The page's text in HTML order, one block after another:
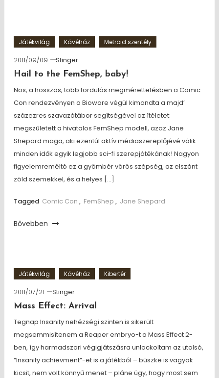
Játékvilág Kávéház Metroid szentély
2011/09/09
Stinger
Hail to the FemShep, baby!
Nos, a hosszas, több fordulós megmérettetésben a Comic
Con rendezvényen a Bioware végül kimondta a majd’
százezres szavazótábor segítségével az ítéletet:
megszületett a hivatalos FemShep modell, azaz Jane
Shepard maga, aki ezentúl aktív médiaszereplőjévé válik
minden idők egyik legjobb sci-fi szerepjátékának! Nagyon
figyelemreméltó ez a gyömbér vörös szépség, az elszánt
zöld szemekkel, és a helyes […]
Tagged Comic Con , FemShep , Jane Shepard
Bővebben
Játékvilág Kávéház Kibertér
2011/07/21
Stinger
Mass Effect: Arrival
Tegnap Insanity nehézségi szinten is sikerült
megsemmisítenem a Reaper embryo-t a Mass Effect 2-
ben, így harmadszori végigjátszásra unlockoltam az utolsó,
“Insanity achievment”-et is a játékból – büszke is vagyok
kicsit, nem volt könnyű menet – pláne úgy, hogy most sem